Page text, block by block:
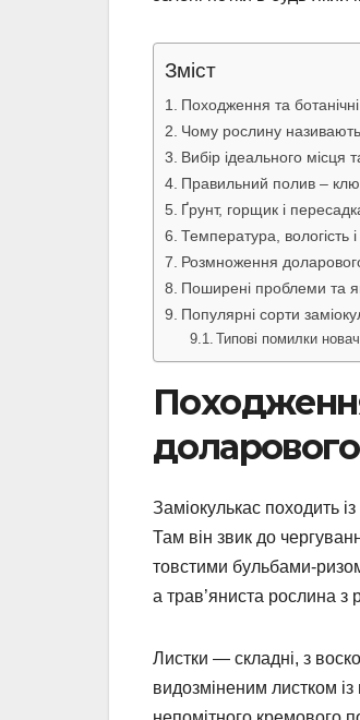
Зміст
Походження та
Чому рослину
Вибір ідеального місця
Правильний полив –
Ґрунт, горщик і
Температура, вологість
Розмноження
Поширені проблеми та
Популярні сорти
Типові помилки
Заміокулькас походить
Там він звик до
товстими бульбами-
а трав’яниста рослина з
Листки — складні, з
видозміненим листком із